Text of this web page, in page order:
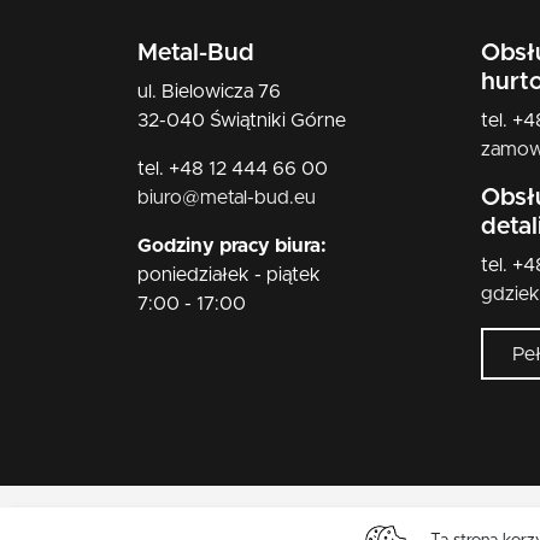
Metal-Bud
ul. Bielowicza 76
32-040 Świątniki Górne
tel. +48 12 444 66 00
biuro@metal-bud.eu
Godziny pracy biura:
poniedziałek - piątek
7:00 - 17:00
tel.
tel.